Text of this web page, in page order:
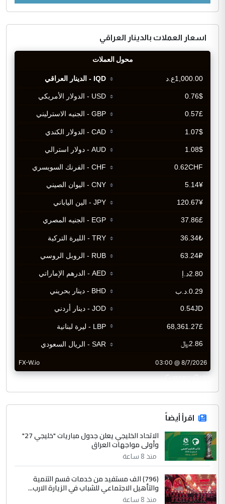
اسعار العملات بالدينار العراقي
CurrencyRate
اقرأ أيضاً
الاتحاد الخليجي يعلن جدول مباريات "خليجي 27"
وأولى مواجهات العراق
منذ 8 ساعة
(796) الف مستفيد من خدمات قسم التنمية
والتأهيل الاجتماعي للشباب في الزيارة الارب...
منذ 8 ساعة